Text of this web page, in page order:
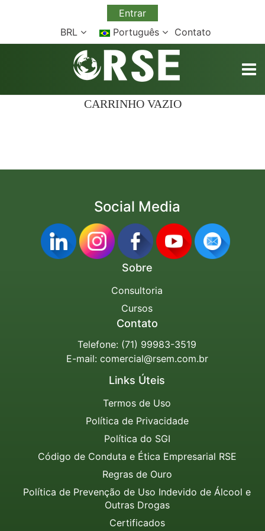
Entrar
BRL
Português Contato
CARRINHO VAZIO
Social Media
Sobre
Consultoria
Cursos
Contato
Telefone: (71) 99983-3519
E-mail: comercial@rsem.com.br
Links Úteis
Termos de Uso
Política de Privacidade
Política do SGI
Código de Conduta e Ética Empresarial RSE
Regras de Ouro
Política de Prevenção de Uso Indevido de Álcool e
Outras Drogas
Certificados